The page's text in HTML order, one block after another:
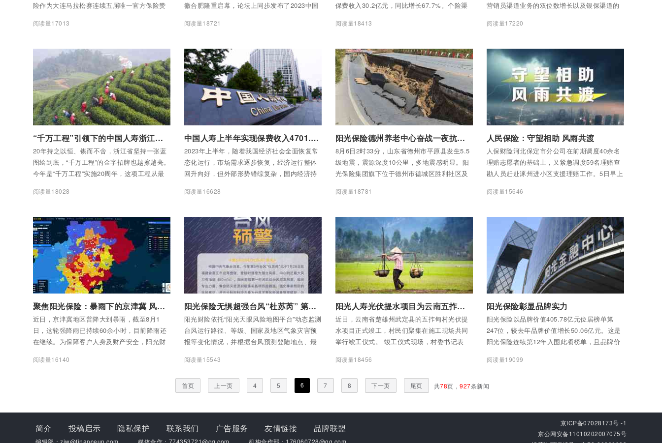
险作为大连马拉松赛连续五届唯一官方保险赞
保障。让“大马”以昂扬的姿态，展现出这座城市
阅读量17013
徽合肥隆重启幕，论坛上同步发布了2023中国
单。阳光保险集团凭借强劲综合实力连续13年
分别位列第196名、第66名，较上年上升17位
与13位。
阅读量18721
保费收入30.2亿元，同比增长67.7%。个险渠
阅读量18413
营销员渠道业务的双位数增长以及银保渠道的
14%。客户对长期财富管理产品的蓬勃需求驱
单的持续增长以及营运投资回报的增加助力税
后营运溢利增长7%，此外，总加权保费收入增
长18%，亮眼的开局表现为友邦人寿“新五
年”的跨越式发展奠定了扎实基础。
阅读量17220
“千万工程”引领下的中国人寿浙江实践
20年持之以恒、锲而不舍，浙江省坚持一张蓝
图绘到底，“千万工程”的金字招牌也越擦越亮。
今年是“千万工程”实施20周年，这项工程从最
万村美丽”深化提升，朝着“千村未来、万村共
球乡村可持续发展提供了“中国方案”。
阅读量18028
中国人寿上半年实现保费收入4701.15亿元
2023年上半年，随着我国经济社会全面恢复常
态化运行，市场需求逐步恢复，经济运行整体
回升向好，但外部形势错综复杂，国内经济持
好带动人身险业呈现恢复发展态势，行业监管
济等社会关注、影响深远的领域持续完善金融
监管政策体系，强化合规经营，坚定推动行业
高质量发展。
阅读量16628
阳光保险德州养老中心奋战一夜抗震救灾
8月6日2时33分，山东省德州市平原县发生5.5
级地震，震源深度10公里，多地震感明显。阳
光保险集团旗下位于德州市德城区胜利社区及
次震中约35公里，震感剧烈。地震发生后，养
系，组织全院全员启动《自然灾害应急预
案》。
阅读量18781
人民保险：守望相助 风雨共渡
人保财险河北保定市分公司在前期调度40余名
理赔志愿者的基础上，又紧急调度59名理赔查
勘人员赶赴涿州进小区支援理赔工作。5日早上
上了赶往涿州的大巴。
阅读量15646
聚焦阳光保险：暴雨下的京津冀 风雨中的阳光人
近日，京津冀地区普降大到暴雨，截至8月1
日，这轮强降雨已持续60余小时，目前降雨还
在继续。为保障客户人身及财产安全，阳光财
减少暴雨灾害对客户带来的生命财险损失，快
阅读量16140
阳光保险无惧超强台风“杜苏芮” 第一时间送去温暖
阳光财险依托“阳光天眼风险地图平台”动态监测
台风运行路径、等级、国家及地区气象灾害预
报等变化情况，并根据台风预测登陆地点、最
自然灾害风险评级筛选高风险保单，及时启
署预警与防控行动工作。
阅读量15543
阳光人寿光伏提水项目为云南五拃甸村“解渴”
近日，云南省楚雄州武定县的五拃甸村光伏提
水项目正式竣工，村民们聚集在施工现场共同
举行竣工仪式。 竣工仪式现场，村委书记表
决了村民们的用水问题，还在月初干旱的时候
行期间受到4个村组党员群众的极大认可，村民
阅读量18456
阳光保险彰显品牌实力
阳光保险以品牌价值405.78亿元位居榜单第
247位，较去年品牌价值增长50.06亿元。这是
阳光保险连续第12年入围此项榜单，且品牌价
复合增长率达23%，彰显出强大的品牌实力。
阅读量19099
首页 上一页 4 5 6 7 8 下一页 尾页 共78页， 927条新闻
简介 投稿启示 隐私保护 联系我们 广告服务 友情链接 品牌联盟
编辑部：zjw@financeun.com 媒体合作：774353721@qq.com 机构合作部：176060728@qq.com
京ICP备07028173号 -1
京公网安备11010202007075号